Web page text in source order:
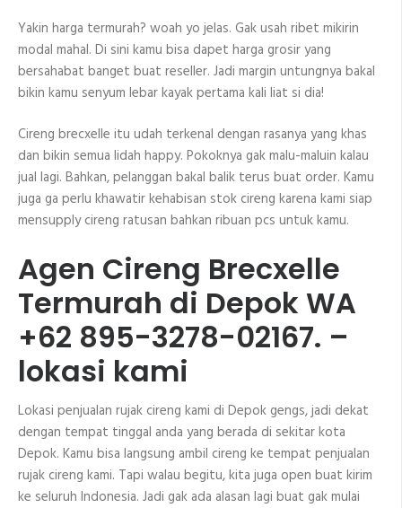
Yakin harga termurah? woah yo jelas. Gak usah ribet mikirin
modal mahal. Di sini kamu bisa dapet harga grosir yang
bersahabat banget buat reseller. Jadi margin untungnya bakal
bikin kamu senyum lebar kayak pertama kali liat si dia!
Cireng brecxelle itu udah terkenal dengan rasanya yang khas
dan bikin semua lidah happy. Pokoknya gak malu-maluin kalau
jual lagi. Bahkan, pelanggan bakal balik terus buat order. Kamu
juga ga perlu khawatir kehabisan stok cireng karena kami siap
mensupply cireng ratusan bahkan ribuan pcs untuk kamu.
Agen Cireng Brecxelle
Termurah di Depok WA
+62 895-3278-02167. –
lokasi kami
Lokasi penjualan rujak cireng kami di Depok gengs, jadi dekat
dengan tempat tinggal anda yang berada di sekitar kota
Depok. Kamu bisa langsung ambil cireng ke tempat penjualan
rujak cireng kami. Tapi walau begitu, kita juga open buat kirim
ke seluruh Indonesia. Jadi gak ada alasan lagi buat gak mulai